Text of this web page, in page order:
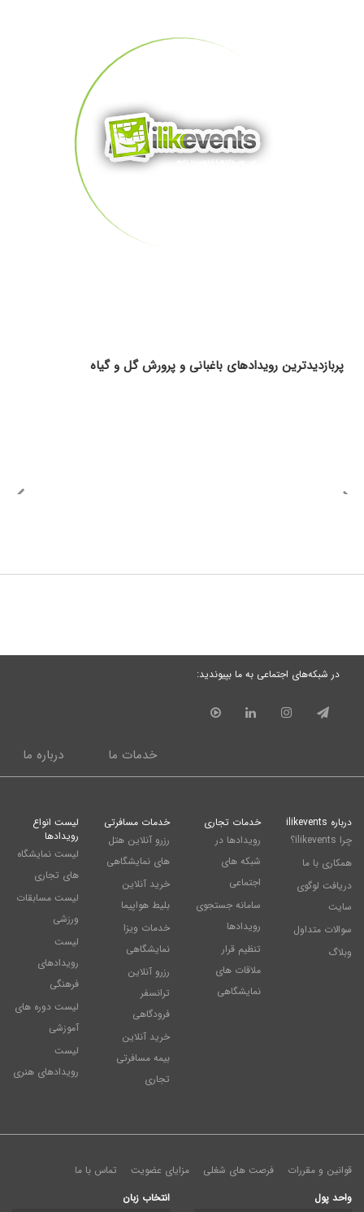
پربازدیدترین رویدادهای باغبانی و پرورش گل و گیاه
در شبکه‌های اجتماعی به ما بپیوندید:
درباره ما خدمات ما
درباره ilikevents
چرا ilikevents؟
همکاری با ما
دریافت لوگوی
سایت
سوالات متداول
وبلاگ
خدمات تجاری
رویدادها در
شبکه های
اجتماعی
سامانه جستجوی
رویدادها
تنظیم قرار
ملاقات های
نمایشگاهی
خدمات مسافرتی
رزرو آنلاین هتل
های نمایشگاهی
خرید آنلاین
بلیط هواپیما
خدمات ویزا
نمایشگاهی
رزرو آنلاین
ترانسفر
فرودگاهی
خرید آنلاین
بیمه مسافرتی
تجاری
لیست انواع
رویدادها
لیست نمایشگاه
های تجاری
لیست مسابقات
ورزشی
لیست
رویدادهای
فرهنگی
لیست دوره های
آموزشی
لیست
رویدادهای هنری
قوانین و مقررات فرصت های شغلی مزایای عضویت
تماس با ما
واحد پول
انتخاب زبان